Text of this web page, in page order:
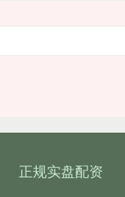
正规实盘配资